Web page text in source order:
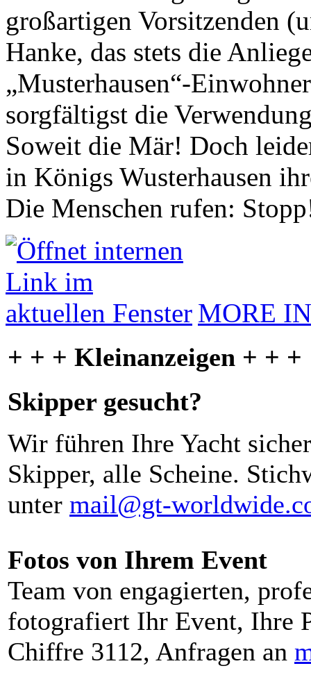
großartigen Vorsitzenden
Hanke, das stets die
„Musterhausen“-
sorgfältigst die
Soweit die Mär! Doch
in Königs Wusterhausen
Die Menschen rufen:
MORE
+ + + Kleinanzeigen + + +
Skipper gesucht?
Wir führen Ihre Yacht
Skipper, alle Scheine.
unter mail@gt-
Fotos von Ihrem Event
Team von engagierten,
fotografiert Ihr Event, Ihre
Chiffre 3112, Anfragen an